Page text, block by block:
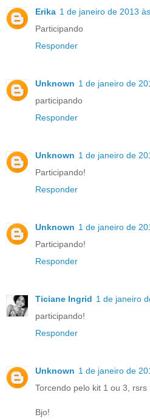
Erika 1 de janeiro de 2013
Participando
Responder
Unknown 1 de janeiro de
participando
Responder
Unknown 1 de janeiro de
Participando!
Responder
Unknown 1 de janeiro de
Participando!
Responder
Ticiane Ingrid 1 de janeiro
participando!
Responder
Unknown 1 de janeiro de
Torcendo pelo kit 1 ou 3, rsrs
Bjo!